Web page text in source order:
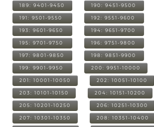
189: 9401-9450 190: 9451-9500
191: 9501-9550 192: 9551-9600
193: 9601-9650 194: 9651-9700
195: 9701-9750 196: 9751-9800
197: 9801-9850 198: 9851-9900
199: 9901-9950 200: 9951-10000
201: 10001-10050 202: 10051-10100
203: 10101-10150 204: 10151-10200
205: 10201-10250 206: 10251-10300
207: 10301-10350 208: 10351-10400